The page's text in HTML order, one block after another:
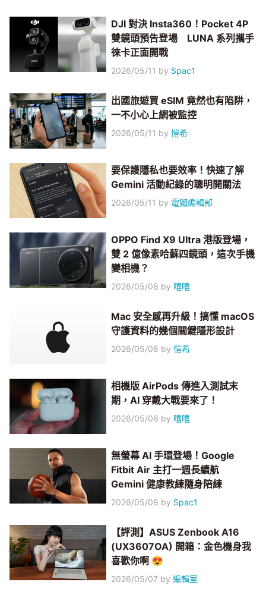
DJI 對決 Insta360！Pocket 4P
雙鏡頭預告登場 LUNA 系列攜手
徠卡正面開戰
2026/05/11 by Spac1
出國旅遊買 eSIM 竟然也有陷阱，
一不小心上網被監控
2026/05/11 by愷希
要保護隱私也要效率！快速了解
Gemini 活動紀錄的聰明開關法
2026/05/11 by 電獺編輯部
OPPO Find X9 Ultra 港版登場，
雙 2 億像素哈蘇四鏡頭，這次手機
變相機？
2026/05/08 by 嘻嘻
Mac 安全感再升級！搞懂 macOS
守護資料的幾個關鍵隱形設計
2026/05/08 by愷希
相機版 AirPods 傳進入測試末
期，AI 穿戴大戰要來了！
2026/05/08 by 嘻嘻
無螢幕 AI 手環登場！Google
Fitbit Air 主打一週長續航
Gemini 健康教練隨身陪練
2026/05/08 by Spac1
【評測】ASUS Zenbook A16
(UX3607OA) 開箱：金色機身我
喜歡你啊 😍
2026/05/07 by編輯室